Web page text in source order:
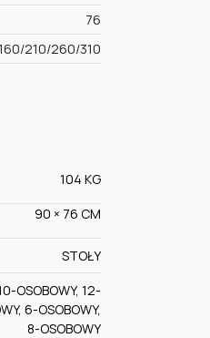
76
210/260/310
104 KG
90 × 76 CM
STOŁY
OSOBOWY, 12-
6-OSOBOWY,
8-OSOBOWY